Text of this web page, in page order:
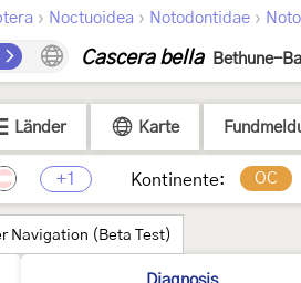
› Noctuoidea › Notodontidae ›
Cascera bella Bethune-
Länder Karte
+1 Kontinente: OC
Navigation (Beta Test)